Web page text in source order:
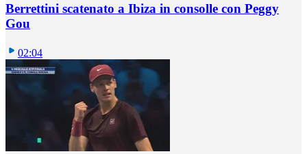
Berrettini scatenato a Ibiza in consolle con Peggy
Gou
02:04